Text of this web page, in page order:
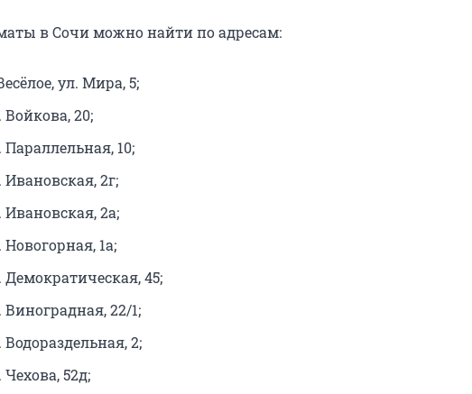
в Сочи можно найти по адресам:
ул. Мира, 5;
Войкова, 20;
Параллельная, 10;
Ивановская, 2г;
Ивановская, 2а;
Новогорная, 1а;
Демократическая, 45;
Виноградная, 22/1;
Водораздельная, 2;
Чехова, 52д;